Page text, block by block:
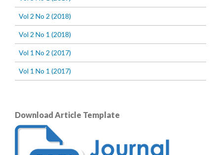
Vol 2 No 2 (2018)
Vol 2 No 1 (2018)
Vol 1 No 2 (2017)
Vol 1 No 1 (2017)
Download Article Template